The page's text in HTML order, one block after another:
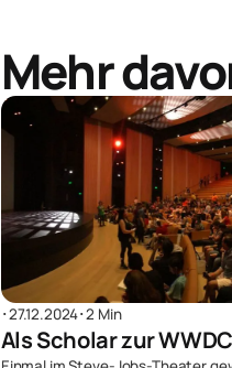
Mehr
･27.12.2024･2 Min
Als Scholar zur WWDC